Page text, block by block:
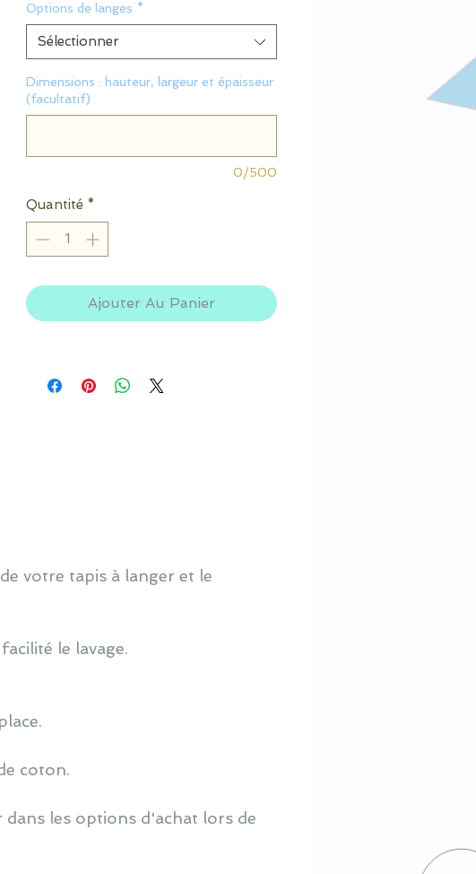
Options de langes *
Sélectionner
Dimensions : hauteur, largeur et épaisseur
(facultatif)
0/500
Quantité *
Ajouter Au Panier
votre tapis à langer et le
le lavage.
coton.
dans les options d'achat lors de